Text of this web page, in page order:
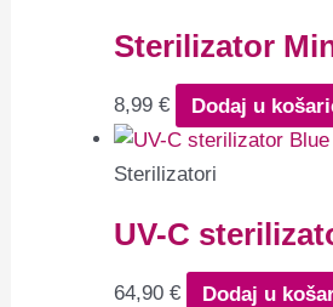
Sterilizator
8,99€ Dodaj u
Sterilizatori
UV-C
64,90€ Dodaj u